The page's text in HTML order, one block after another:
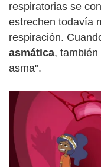
respiratorias se
estrechen todavía
respiración.
asmática,
asma".